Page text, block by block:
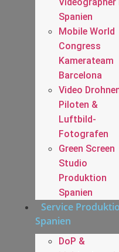
Spanien
Mobile World
Congress
Kamerateam
Barcelona
Video
Piloten &
Luftbild-
Fotografen
Green Screen
Studio
Produktion
Spanien
Service
Spanien
DoP &